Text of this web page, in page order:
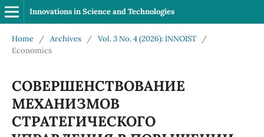
Innovations in Science and Technologies
Home / Archives / Vol. 3 No. 4 (2026): INNOIST
/
Economics
СОВЕРШЕНСТВОВАНИЕ
МЕХАНИЗМОВ
СТРАТЕГИЧЕСКОГО